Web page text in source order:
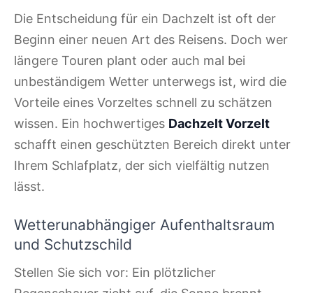
Die Entscheidung für ein Dachzelt ist oft der
Beginn einer neuen Art des Reisens. Doch wer
längere Touren plant oder auch mal bei
unbeständigem Wetter unterwegs ist, wird die
Vorteile eines Vorzeltes schnell zu schätzen
wissen. Ein hochwertiges Dachzelt Vorzelt
schafft einen geschützten Bereich direkt unter
Ihrem Schlafplatz, der sich vielfältig nutzen
lässt.
Wetterunabhängiger Aufenthaltsraum
und Schutzschild
Stellen Sie sich vor: Ein plötzlicher